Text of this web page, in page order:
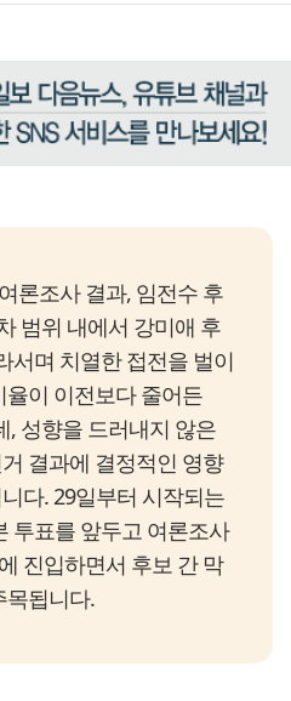
론조사 결과, 임전수 후
범위 내에서 강미애 후
서며 치열한 접전을 벌이
이 이전보다 줄어든
, 성향을 드러내지 않은
결과에 결정적인 영향
다. 29일부터 시작되는
투표를 앞두고 여론조사
진입하면서 후보 간 막
목됩니다.